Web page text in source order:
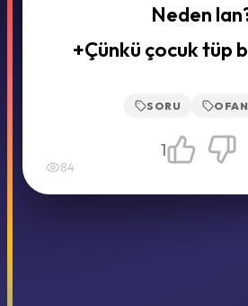
Neden
+Çünkü çocuk tüp
SORU
84
1